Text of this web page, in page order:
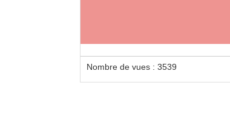
Nombre de vues : 3539